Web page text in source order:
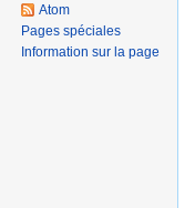
Atom
Pages spéciales
Information sur la page